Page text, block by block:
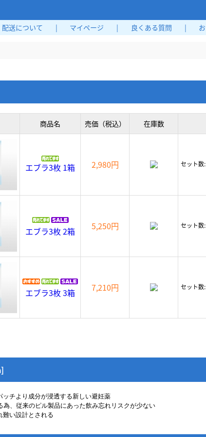
送について | マイページ | 良くある質問 |
商品名 売価（税込） 在庫数
エブラ3枚 1箱 2,980円 セット
エブラ3枚 2箱 5,250円 セット
エブラ3枚 3箱 7,210円 セット
ッチより成分が浸透する新しい避妊薬
為、従来のピル製品にあった飲み忘れリスクが少ない
難い設計とされる